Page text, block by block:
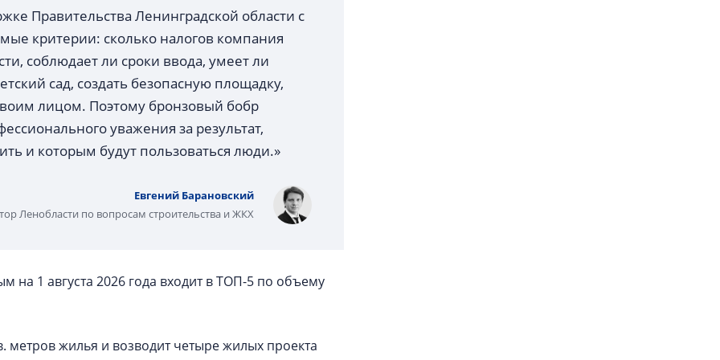
Правительства Ленинградской области с
критерии: сколько налогов компания
соблюдает ли сроки ввода, умеет ли
сад, создать безопасную площадку,
лицом. Поэтому бронзовый бобр
уважения за результат,
и которым будут пользоваться люди.»
Евгений Барановский
Ленобласти по вопросам строительства и ЖКХ
1 августа 2026 года входит в ТОП-5 по объему
метров жилья и возводит четыре жилых проекта